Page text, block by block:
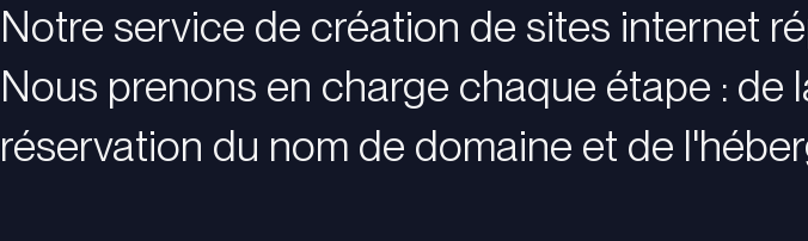
Notre service de création de sites internet
Nous prenons en charge chaque étape :
réservation du nom de domaine et de